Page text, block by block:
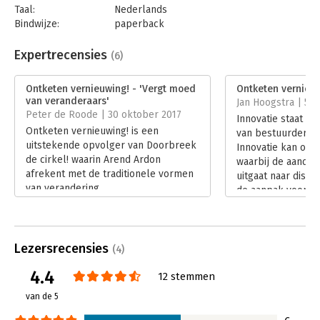
Taal:
Nederlands
Bindwijze:
paperback
Uitgever:
Business Contact
Verschijningsdatum:
Hoofdrubriek: Organisatiekunde
Verandermanagement
Business Bibliotheek
Expertrecensies (6)
Ontketen vernieuwing! - 'Vergt moed
van veranderaars'
Peter de Roode | 30 oktober 2017
Ontketen vernieuwing! is een
uitstekende opvolger van Doorbreek
de cirkel! waarin Arend Ardon
afrekent met de traditionele vormen
van verandering.
Ontketen
Jan Hoogstra | 5
Innovatie staat
van bestuurders
Innovatie kan
waarbij de
uitgaat naar
de aanpak voor
Lezersrecensies (4)
4.4
van de 5
12 stemmen